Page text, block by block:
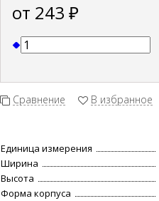
от 243 ₽
Сравнение В избранное
Единица измерения
Ширина
Высота
Форма корпуса